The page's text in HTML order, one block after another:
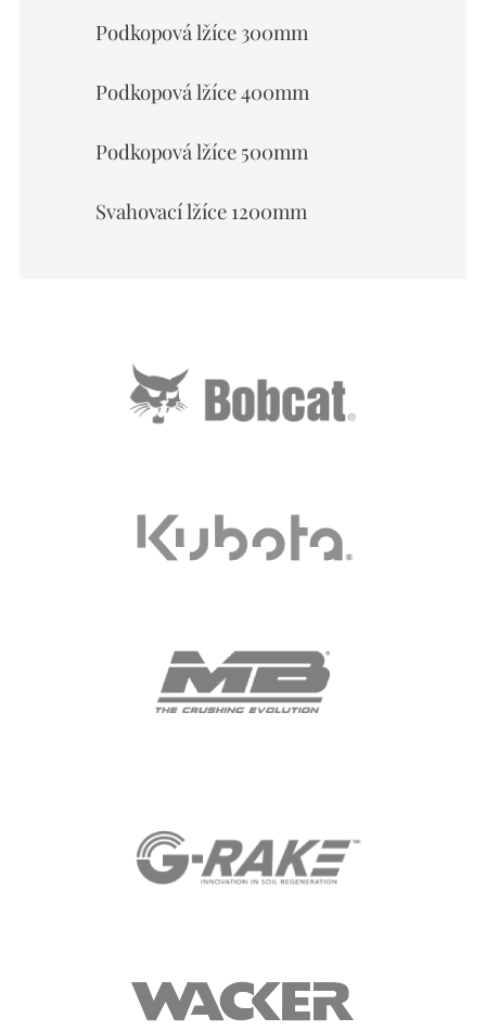
Podkopová lžíce 300mm
Podkopová lžíce 400mm
Podkopová lžíce 500mm
Svahovací lžíce 1200mm